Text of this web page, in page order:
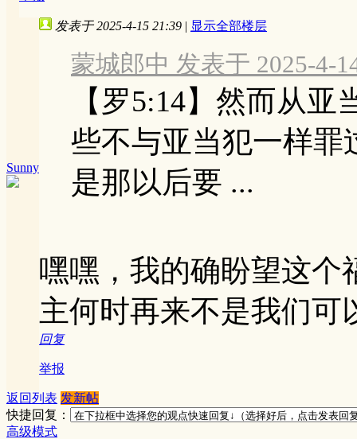
Sunny
发表于 2025-4-15 21:39 | 显示全部楼层
蒙城郎中 发表于 2025-4-
【罗5:14】然而从
些不与亚当犯一样罪
是那以后要 ...
嘿嘿，我的确盼望这个
主何时再来不是我们可
回复
举报
返回列表 发新帖
快捷回复：
高级模式